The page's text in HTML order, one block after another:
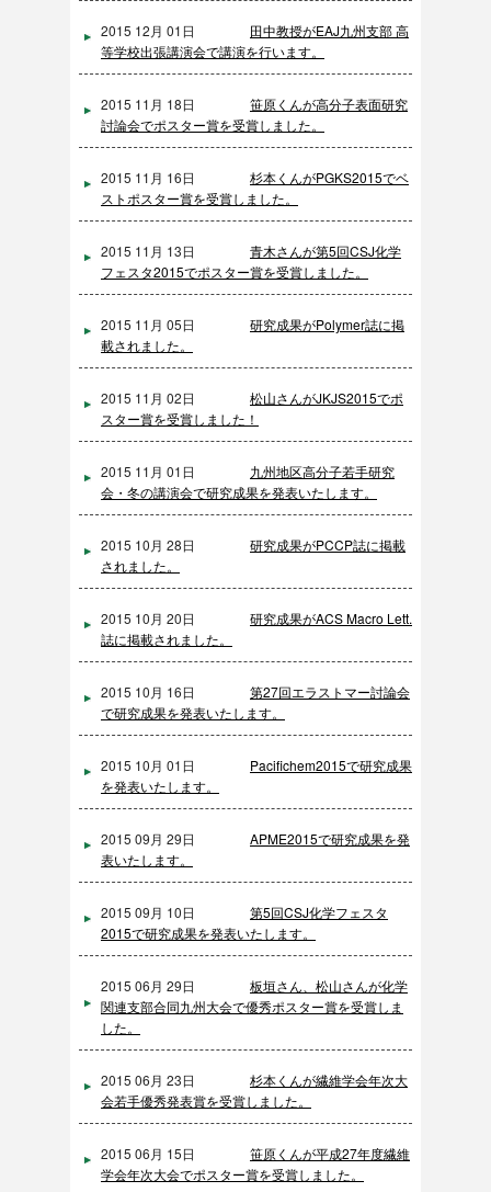
2015 12月 01日
田中教授がEAJ九州支部 高
等学校出張講演会で講演を行います。
2015 11月 18日
笹原くんが高分子表面研究
討論会でポスター賞を受賞しました。
2015 11月 16日
杉本くんがPGKS2015でベ
ストポスター賞を受賞しました。
2015 11月 13日
青木さんが第5回CSJ化学
フェスタ2015でポスター賞を受賞しました。
2015 11月 05日
研究成果がPolymer誌に掲
載されました。
2015 11月 02日
松山さんがJKJS2015でポ
スター賞を受賞しました！
2015 11月 01日
九州地区高分子若手研究
会・冬の講演会で研究成果を発表いたします。
2015 10月 28日
研究成果がPCCP誌に掲載
されました。
2015 10月 20日
研究成果がACS Macro Lett.
誌に掲載されました。
2015 10月 16日
第27回エラストマー討論会
で研究成果を発表いたします。
2015 10月 01日
Pacifichem2015で研究成果
を発表いたします。
2015 09月 29日
APME2015で研究成果を発
表いたします。
2015 09月 10日
第5回CSJ化学フェスタ
2015で研究成果を発表いたします。
2015 06月 29日
板垣さん、松山さんが化学
関連支部合同九州大会で優秀ポスター賞を受賞しま
した。
2015 06月 23日
杉本くんが繊維学会年次大
会若手優秀発表賞を受賞しました。
2015 06月 15日
笹原くんが平成27年度繊維
学会年次大会でポスター賞を受賞しました。